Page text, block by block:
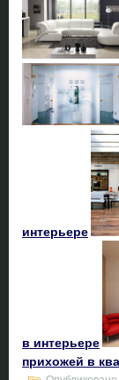
интерьере
в интерьере
прихожей в